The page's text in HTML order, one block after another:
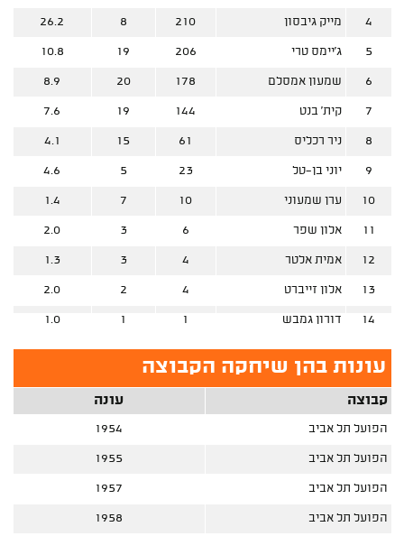
4 מייק גיבסון 210
8
26.2
5 ג'יימס טרי 206
19
10.8
6 שמעון אמסלם 178
20
8.9
7 קית' בנט 144
19
7.6
8 ניר רכליס 61
15
4.1
9 יוני בן-טל 23
5
4.6
10 ערן שמעוני 10
7
1.4
11 אלון שפר 6
3
2.0
12 אמית אלטר 4
3
1.3
13 אלון זייברט 4
2
2.0
14 דורון גמבש 1
1
1.0
עונות בהן שיחקה הקבוצה
קבוצה עונה
הפועל תל אביב 1954
הפועל תל אביב 1955
הפועל תל אביב 1957
הפועל תל אביב 1958